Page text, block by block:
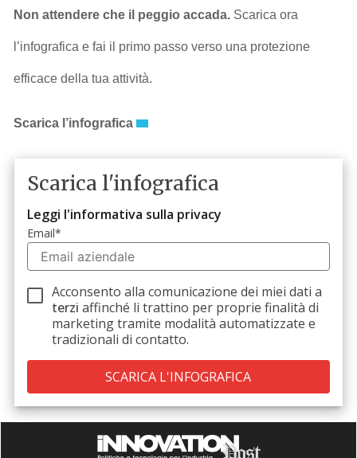
Non attendere che il peggio accada. Scarica ora
l’infografica e fai il primo passo verso una protezione
efficace della tua attività.
Scarica l’infografica
Scarica l'infografica
Leggi l'informativa sulla privacy
Email*
Acconsento alla comunicazione dei miei dati a
terzi affinché li trattino per proprie finalità di
marketing tramite modalità automatizzate e
tradizionali di contatto.